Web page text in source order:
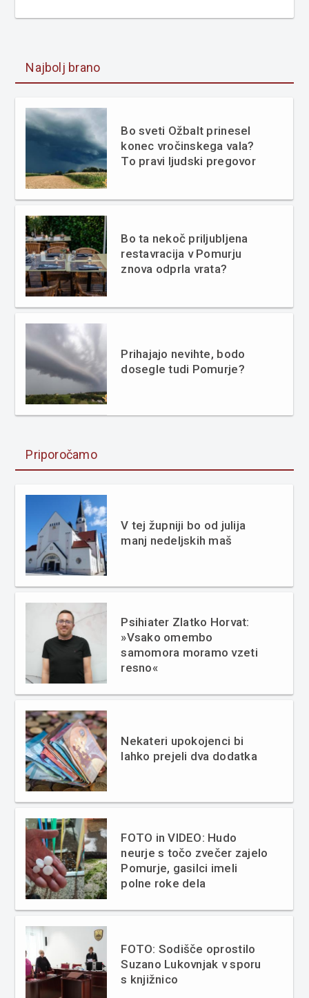
Najbolj brano
Bo sveti Ožbalt prinesel
konec vročinskega vala?
To pravi ljudski pregovor
Bo ta nekoč priljubljena
restavracija v Pomurju
znova odprla vrata?
Prihajajo nevihte, bodo
dosegle tudi Pomurje?
Priporočamo
V tej župniji bo od julija
manj nedeljskih maš
Psihiater Zlatko Horvat:
»Vsako omembo
samomora moramo vzeti
resno«
Nekateri upokojenci bi
lahko prejeli dva dodatka
FOTO in VIDEO: Hudo
neurje s točo zvečer zajelo
Pomurje, gasilci imeli
polne roke dela
FOTO: Sodišče oprostilo
Suzano Lukovnjak v sporu
s knjižnico